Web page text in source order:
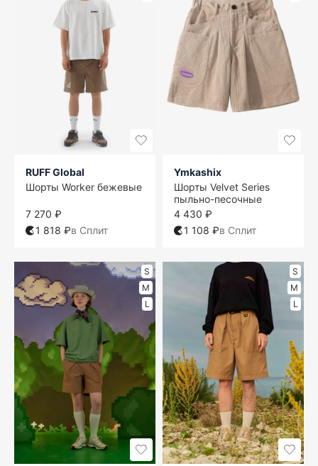
RUFF Global
Шорты Worker бежевые
7 270 ₽
1 818 ₽в Сплит
Ymkashix
Шорты Velvet Series
пыльно-песочные
4 430 ₽
1 108 ₽в Сплит
S
M
L
S
M
L